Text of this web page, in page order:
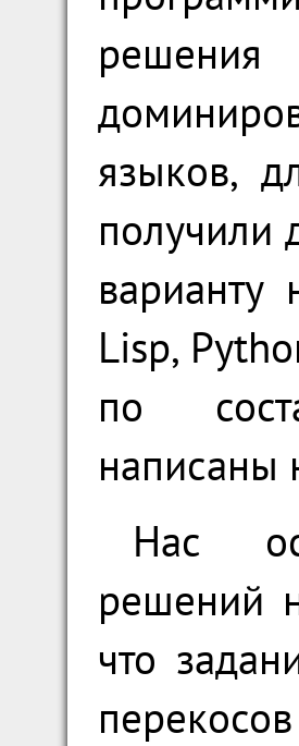
языков,
получили
варианту
Lisp,
по
написаны
Нас
решений
что